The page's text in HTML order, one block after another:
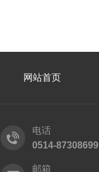
网站首页
电话
0514-87308699
邮箱